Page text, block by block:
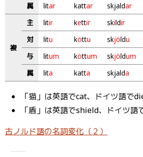
属
litar kattar skjaldar
複
主 litir kettir skildir
対
litu köttu skjöldu
与
litum köttum skjöldum
属
lita katta skjalda
「猫」は英語でcat、ドイツ語で
「盾」は英語でshield、ドイツ語
古ノルド語の名詞変化（２）